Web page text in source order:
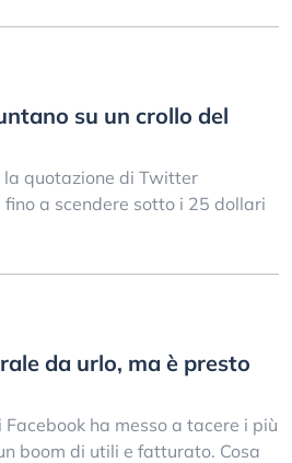
su un crollo del
quotazione di Twitter
a scendere sotto i 25 dollari
da urlo, ma è presto
ha messo a tacere i più
boom di utili e fatturato. Cosa